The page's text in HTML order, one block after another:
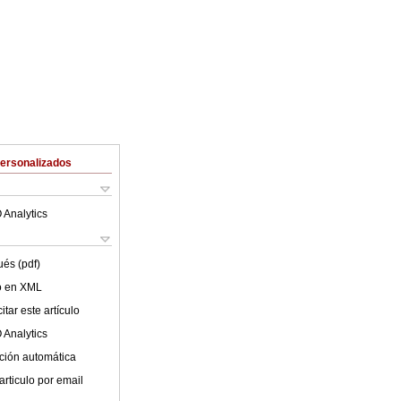
Analytics
(pdf)
en XML
este artículo
Analytics
automática
por email